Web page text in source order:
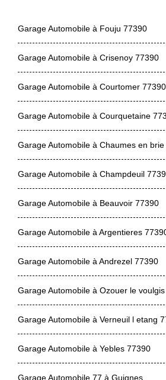
Garage Automobile à Fouju 77390
Garage Automobile à Crisenoy 77390
Garage Automobile à Courtomer 77390
Garage Automobile à Courquetaine
Garage Automobile à Chaumes en
Garage Automobile à Champdeuil
Garage Automobile à Beauvoir 77390
Garage Automobile à Argentieres
Garage Automobile à Andrezel 77390
Garage Automobile à Ozouer le
Garage Automobile à Verneuil l etang
Garage Automobile à Yebles 77390
Garage Automobile 77 à Guignes